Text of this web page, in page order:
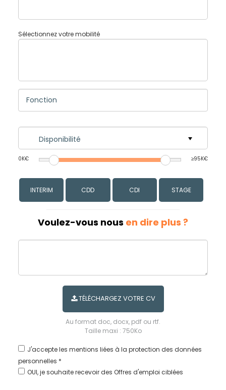
Sélectionnez votre mobilité
0K€ ≥95K€
INTERIM CDD CDI STAGE
Voulez-vous nous en dire plus ?
TÉLÉCHARGEZ VOTRE CV
Au format doc, docx, pdf ou rtf.
Taille maxi : 750Ko
J'accepte les mentions liées à la protection des données
personnelles *
OUI, je souhaite recevoir des Offres d'emploi ciblées